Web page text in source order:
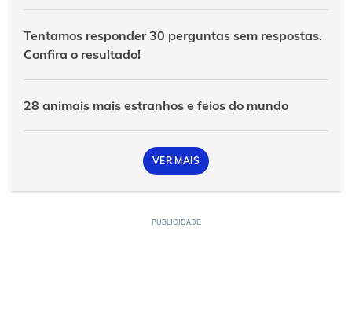
Tentamos responder 30 perguntas sem respostas.
Confira o resultado!
28 animais mais estranhos e feios do mundo
VER MAIS